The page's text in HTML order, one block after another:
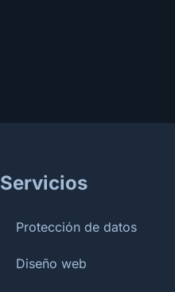
Servicios
Protección de datos
Diseño web